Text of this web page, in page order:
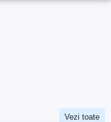
Vezi toate